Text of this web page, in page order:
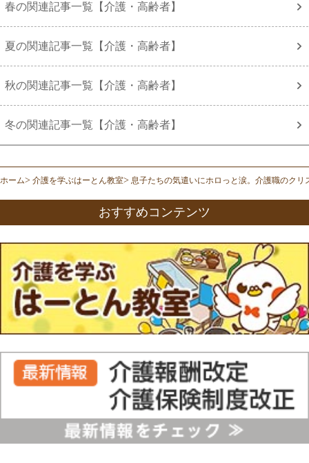
春の関連記事一覧【介護・高齢者】
夏の関連記事一覧【介護・高齢者】
秋の関連記事一覧【介護・高齢者】
冬の関連記事一覧【介護・高齢者】
ホーム 介護を学ぶはーとん教室 息子たちの気遣いにホロっと涙。介護職のクリ
おすすめコンテンツ